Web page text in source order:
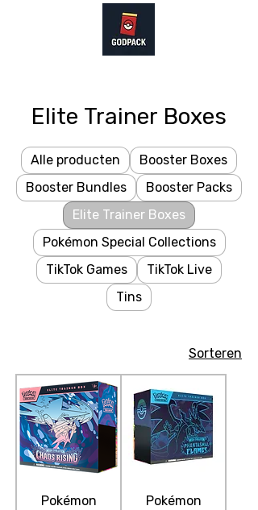
Elite Trainer Boxes
Alle producten
Booster Boxes
Booster Bundles
Booster Packs
Elite Trainer Boxes
Pokémon Special Collections
TikTok Games
TikTok Live
Tins
Sorteren
Pokémon
Pokémon